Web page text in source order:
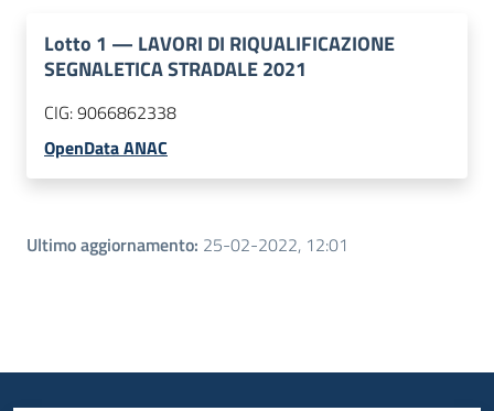
Lotto 1 — LAVORI DI RIQUALIFICAZIONE
SEGNALETICA STRADALE 2021
CIG:9066862338
OpenData ANAC
Ultimo aggiornamento: 25-02-2022, 12:01